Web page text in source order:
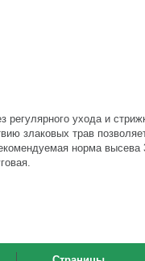
регулярного ухода и
злаковых трав
норма высева